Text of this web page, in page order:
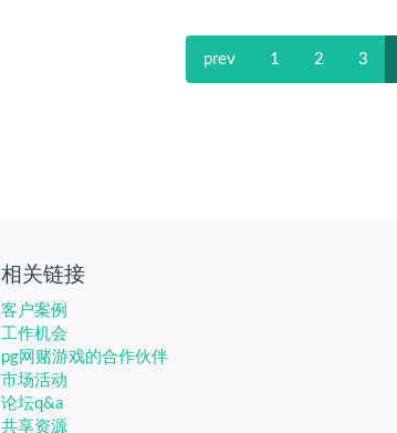
prev 1 2 3
相关链接
客户案例
工作机会
pg网赌游戏的合作伙伴
市场活动
论坛q&a
共享资源